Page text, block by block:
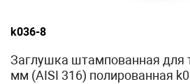
k036-8
Заглушка штампованная для
мм (AISI 316) полированная